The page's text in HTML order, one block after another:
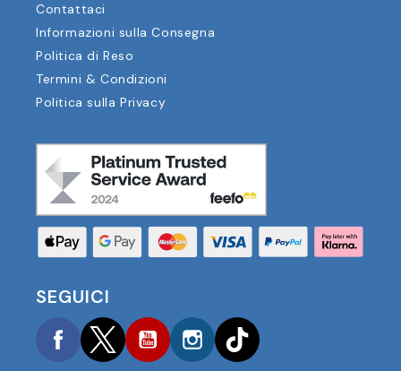
Contattaci
Informazioni sulla Consegna
Politica di Reso
Termini & Condizioni
Politica sulla Privacy
SEGUICI
FacebookTwitterYouTubeInstagram